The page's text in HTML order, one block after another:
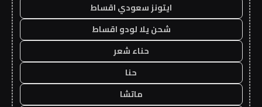
ايتونز سعودي اقساط
شحن يلا لودو اقساط
حناء شعر
حنا
ماتشا